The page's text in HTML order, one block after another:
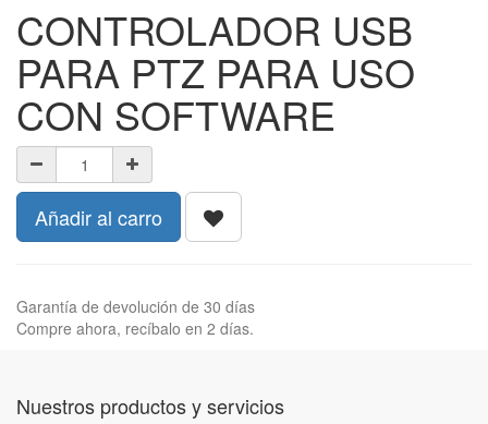
CONTROLADOR USB
PARA PTZ PARA USO
CON SOFTWARE
Añadir al carro
Garantía de devolución de 30 días
Compre ahora, recíbalo en 2 días.
Nuestros productos y servicios